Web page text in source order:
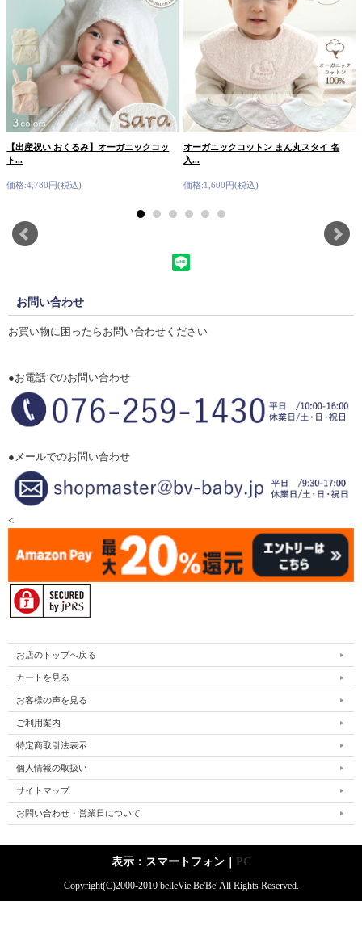
【出産祝い おくるみ】オーガニックコッ
ト...
価格:4,780円(税込)
オーガニックコットン まん丸スタイ 名
入...
価格:1,600円(税込)
お問い合わせ
お買い物に困ったらお問い合わせください
●お電話でのお問い合わせ
●メールでのお問い合わせ
<
お店のトップへ戻る
カートを見る
お客様の声を見る
ご利用案内
特定商取引法表示
個人情報の取扱い
サイトマップ
お問い合わせ・営業日について
表示：スマートフォン｜ PC
Copyright(C)2000-2010 belleVie Be'Be' All Rights Reserved.